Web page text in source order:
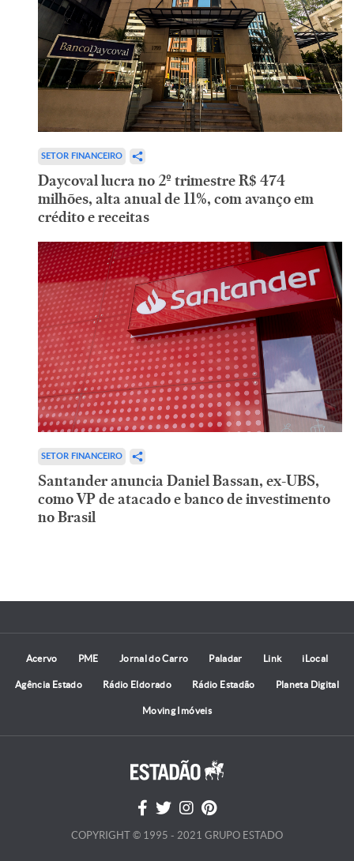
SETOR FINANCEIRO
Daycoval lucra no 2º trimestre R$ 474
milhões, alta anual de 11%, com avanço em
crédito e receitas
SETOR FINANCEIRO
Santander anuncia Daniel Bassan, ex-UBS,
como VP de atacado e banco de investimento
no Brasil
Acervo PME Jornal do Carro Paladar Link iLocal
Agência Estado Rádio Eldorado Rádio Estadão Planeta Digital
Moving Imóveis
COPYRIGHT © 1995 - 2021 GRUPO ESTADO